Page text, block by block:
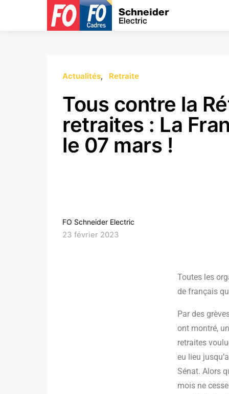
Actualités Retraite
Tous contre la
retraites : La
le 07 mars !
FO Schneider Electric
23 février 2023
Toutes les
de français
Par des
ont montré,
retraites
eu lieu
Sénat. Alors
mois ne